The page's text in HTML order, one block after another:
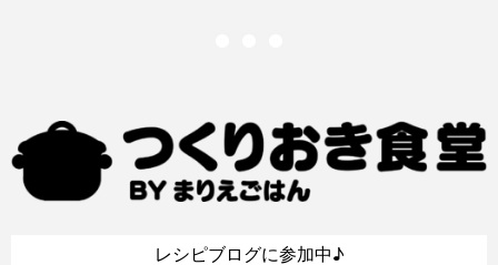
レシピブログに参加中♪